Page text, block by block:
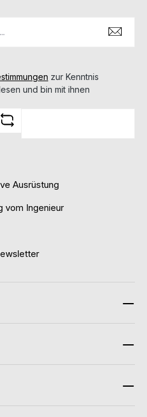
zur Kenntnis
und bin mit ihnen
Ausrüstung
vom Ingenieur